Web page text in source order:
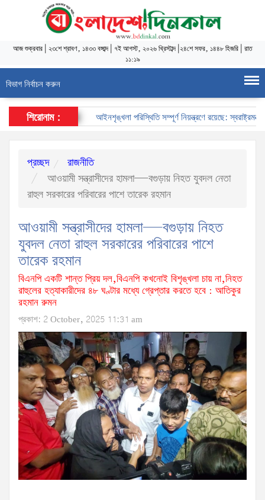
আজশুক্রবার| ২৩শে শ্রাবণ, ১৪৩৩ বঙ্গাব্দ| ৭ই আগস্ট, ২০২৬ খ্রিস্টাব্দ| ২৪শে সফর, ১৪৪৮ হিজরি| রাত
১১:১৯
বিভাগ নির্বাচন করুন
শিরোনাম : আইনশৃঙ্খলা পরিস্থিতি সম্পূর্ণ নিয়ন্ত্রণে রয়েছে: স্বরাষ্ট্রমন্ত্রী
প্রচ্ছদ
রাজনীতি
আওয়ামী সন্ত্রাসীদের হামলা—বগুড়ায় নিহত যুবদল নেতা
রাহুল সরকারের পরিবারের পাশে তারেক রহমান
আওয়ামী সন্ত্রাসীদের হামলা—বগুড়ায় নিহত
যুবদল নেতা রাহুল সরকারের পরিবারের পাশে
তারেক রহমান
বিএনপি একটি শান্ত প্রিয় দল,বিএনপি কখনোই বিশৃঙ্খলা চায় না,নিহত
রাহুলের হত্যাকারীদের ৪৮ ঘণ্টার মধ্যে গ্রেপ্তার করতে হবে : আতিকুর
রহমান রুমন
প্রকাশ: 2 October, 2025 11:31 am